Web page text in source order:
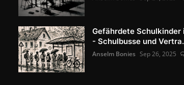
Gefährdete Schulkinder
- Schulbusse und
Anselm Bonies Sep 26, 2025